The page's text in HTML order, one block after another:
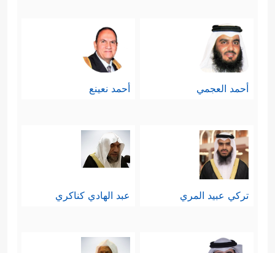
أحمد العجمي أحمد نعينع
تركي عبيد المري عبد الهادي كناكري